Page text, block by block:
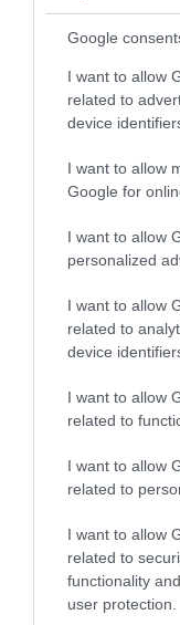
Google
I want to allow
related to
device
I want to allow
Google for
I want to allow
personalized
I want to allow
related to
device
I want to allow
related to
I want to allow
related to
I want to allow
related to
functionality
user protection.
Ο
ασφαλείας. Σε
δίωξη για:
ψυχική
Παράβαση της
Ο 41χρονος
προκειμένου
Ειδήσεις
Ξεκινάει